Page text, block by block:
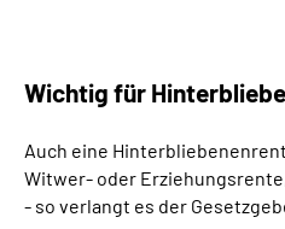
Wichtig für
Auch eine
Witwer- oder
- so verlangt es der